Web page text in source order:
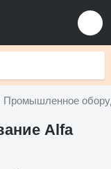
Промышленное
Alfa